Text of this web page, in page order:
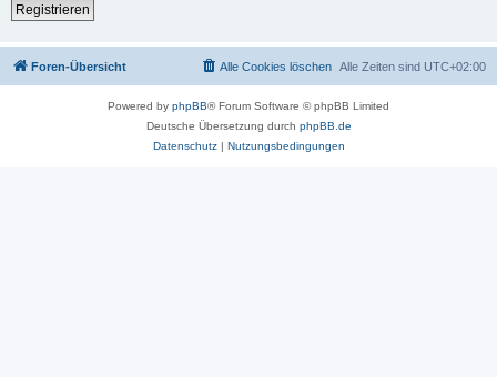
Registrieren
Foren-Übersicht Alle Zeiten sind UTC+02:00
Alle Cookies löschen
Powered by phpBB® Forum Software © phpBB Limited
Deutsche Übersetzung durch phpBB.de
Datenschutz| Nutzungsbedingungen